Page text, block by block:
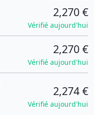
2,270 €
Vérifié aujourd'hui
2,270 €
Vérifié aujourd'hui
2,274 €
Vérifié aujourd'hui